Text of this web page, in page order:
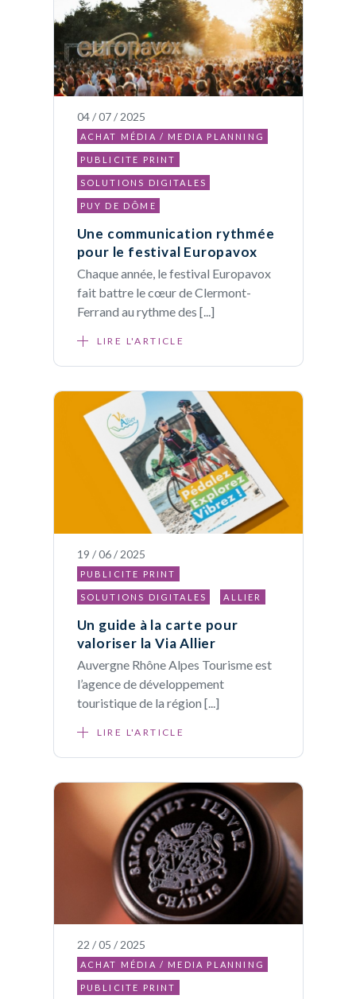
04 / 07 / 2025
ACHAT MÉDIA / MEDIA PLANNING
PUBLICITE PRINT
SOLUTIONS DIGITALES
PUY DE DÔME
Une communication rythmée
pour le festival Europavox
Chaque année, le festival Europavox
fait battre le cœur de Clermont-
Ferrand au rythme des [...]
LIRE L'ARTICLE
19 / 06 / 2025
PUBLICITE PRINT
SOLUTIONS DIGITALES ALLIER
Un guide à la carte pour
valoriser la Via Allier
Auvergne Rhône Alpes Tourisme est
l’agence de développement
touristique de la région [...]
LIRE L'ARTICLE
22 / 05 / 2025
ACHAT MÉDIA / MEDIA PLANNING
PUBLICITE PRINT